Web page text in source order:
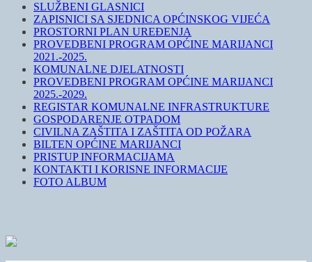
SLUŽBENI GLASNICI
ZAPISNICI SA SJEDNICA OPĆINSKOG VIJEĆA
PROSTORNI PLAN UREĐENJA
PROVEDBENI PROGRAM OPĆINE MARIJANCI
2021.-2025.
KOMUNALNE DJELATNOSTI
PROVEDBENI PROGRAM OPĆINE MARIJANCI
2025.-2029.
REGISTAR KOMUNALNE INFRASTRUKTURE
GOSPODARENJE OTPADOM
CIVILNA ZAŠTITA I ZAŠTITA OD POŽARA
BILTEN OPĆINE MARIJANCI
PRISTUP INFORMACIJAMA
KONTAKTI I KORISNE INFORMACIJE
FOTO ALBUM